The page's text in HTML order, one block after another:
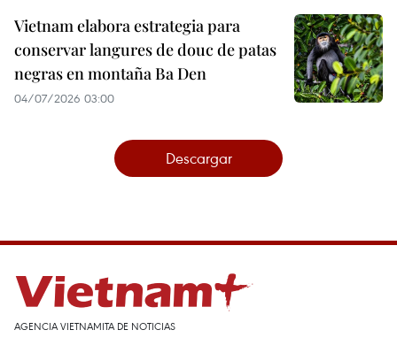
Vietnam elabora estrategia para
conservar langures de douc de patas
negras en montaña Ba Den
04/07/2026 03:00
Descargar
AGENCIA VIETNAMITA DE NOTICIAS